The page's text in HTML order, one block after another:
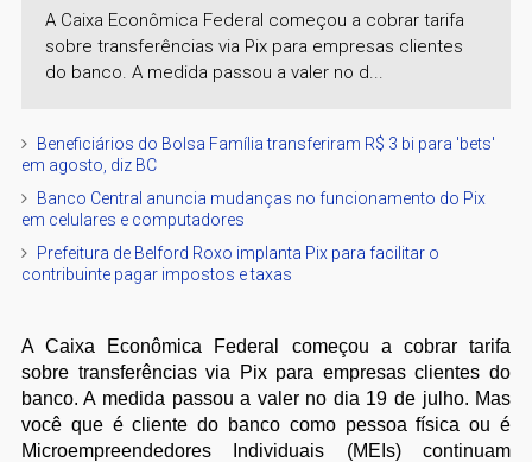
A Caixa Econômica Federal começou a cobrar tarifa
sobre transferências via Pix para empresas clientes
do banco. A medida passou a valer no d...
Beneficiários do Bolsa Família transferiram R$ 3 bi para 'bets'
em agosto, diz BC
Banco Central anuncia mudanças no funcionamento do Pix
em celulares e computadores
Prefeitura de Belford Roxo implanta Pix para facilitar o
contribuinte pagar impostos e taxas
A Caixa Econômica Federal começou a cobrar tarifa
sobre transferências via Pix para empresas clientes do
banco. A medida passou a valer no dia 19 de julho. Mas
você que é cliente do banco como pessoa física ou é
Microempreendedores Individuais (MEIs) continuam